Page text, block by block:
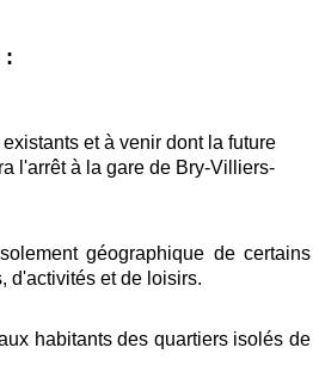
:
existants et à venir dont la future
l'arrêt à la gare de Bry-Villiers-
géographique de certains
d'activités et de loisirs.
habitants des quartiers isolés de